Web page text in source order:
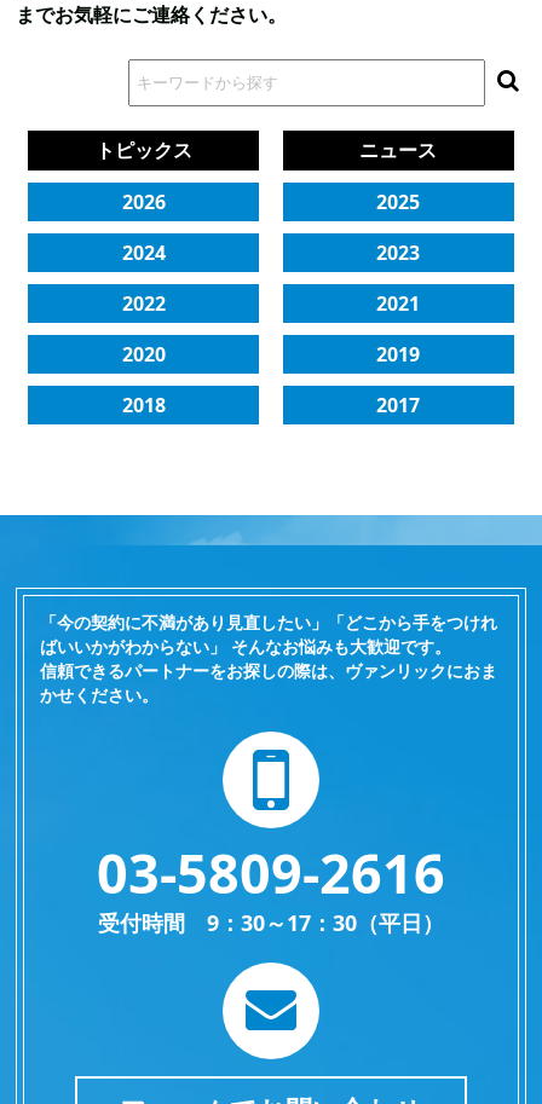
までお気軽にご連絡ください。
トピックス
ニュース
2026
2025
2024
2023
2022
2021
2020
2019
2018
2017
「今の契約に不満があり見直したい」「どこから手をつけれ
ばいいかがわからない」 そんなお悩みも大歓迎です。
信頼できるパートナーをお探しの際は、ヴァンリックにおま
かせください。
03-5809-2616
受付時間 9：30～17：30（平日）